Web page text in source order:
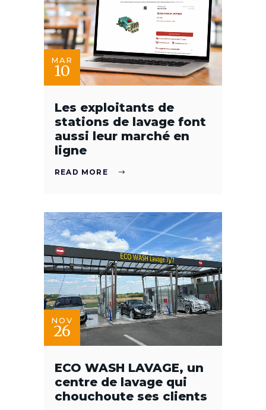
MAR
10
Les exploitants de
stations de lavage font
aussi leur marché en
ligne
READ MORE
NOV
26
ECO WASH LAVAGE, un
centre de lavage qui
chouchoute ses clients